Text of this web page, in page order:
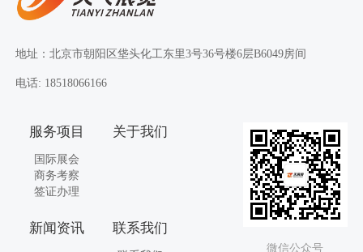
地址：北京市朝阳区垡头化工东里3号36号楼6层B6049房间
电话: 18518066166
服务项目
国际展会
商务考察
签证办理
关于我们
新闻资讯 联系我们
微信公众号